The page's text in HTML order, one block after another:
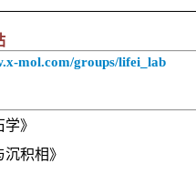
mol.com/groups/lifei_lab
》
沉积相》